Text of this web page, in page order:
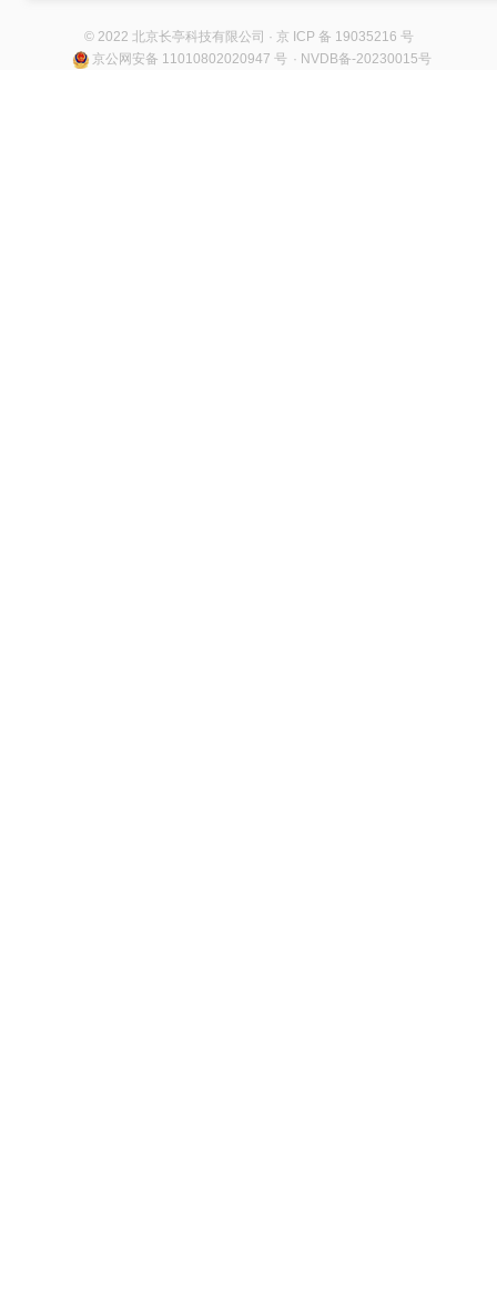
© 2022 北京长亭科技有限公司 · 京 ICP 备 19035216 号
京公网安备 11010802020947 号 · NVDB备-20230015号